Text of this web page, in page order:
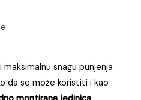
snagu punjenja
da se može koristiti i kao